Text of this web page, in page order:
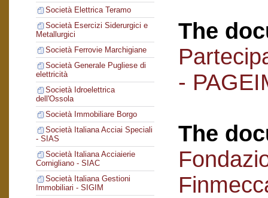
Società Elettrica Teramo
Società Esercizi Siderurgici e
Metallurgici
Società Ferrovie Marchigiane
Società Generale Pugliese di
elettricità
Società Idroelettrica
dell'Ossola
Società Immobiliare Borgo
Società Italiana Acciai Speciali
- SIAS
Società Italiana Acciaierie
Cornigliano - SIAC
Società Italiana Gestioni
Immobiliari - SIGIM
The
-
The